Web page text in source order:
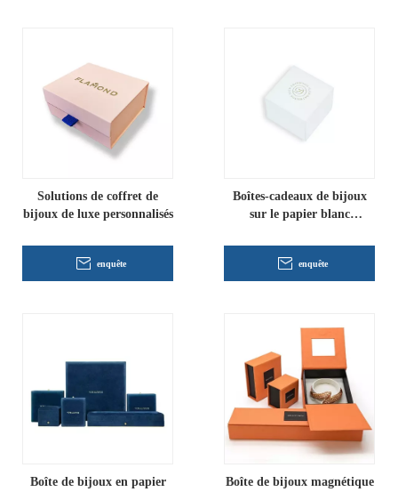
Solutions de coffret de
bijoux de luxe personnalisés
enquête
Boîtes-cadeaux de bijoux
sur le papier blanc
enquête
Boîte de bijoux en papier
Boîte de bijoux magnétique